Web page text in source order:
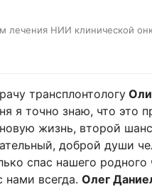
лечения НИИ клинической
трансплонтологу
я точно знаю, что это
жизнь, второй
доброй души
спас нашего родного
нами всегда. Олег